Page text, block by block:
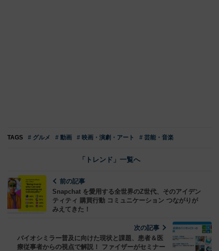
TAGS # グルメ # 動画 # 映画・演劇・アート # 芸能・音楽
「トレンド」一覧へ
前の記事
Snapchat を愛用する全世界のZ世代、そのアイデン
ティティ 購買行動 コミュニケーション つながりが
みえてきた！
次の記事
バイオシミラー普及に向けた現状と課題、患者＆医
療従事者からの視点で解説！ ファイザーがセミナー